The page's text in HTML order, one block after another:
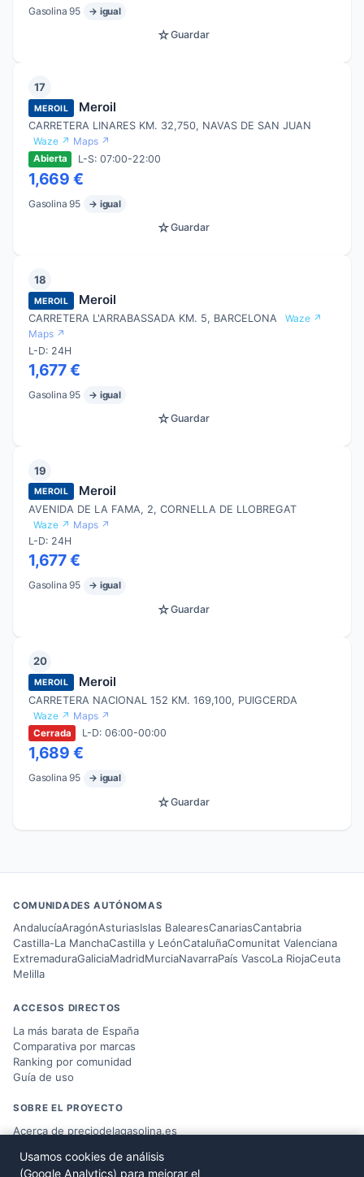
Gasolina 95 → igual
☆Guardar
17
MEROIL Meroil
CARRETERA LINARES KM. 32,750, NAVAS DE SAN JUAN
Waze ↗ Maps ↗
Abierta L-S: 07:00-22:00
1,669 €
Gasolina 95 → igual
☆Guardar
18
MEROIL Meroil
CARRETERA L'ARRABASSADA KM. 5, BARCELONA
Waze ↗
Maps ↗
L-D: 24H
1,677 €
Gasolina 95 → igual
☆Guardar
19
MEROIL Meroil
AVENIDA DE LA FAMA, 2, CORNELLA DE LLOBREGAT
Waze ↗ Maps ↗
L-D: 24H
1,677 €
Gasolina 95 → igual
☆Guardar
20
MEROIL Meroil
CARRETERA NACIONAL 152 KM. 169,100, PUIGCERDA
Waze ↗ Maps ↗
Cerrada L-D: 06:00-00:00
1,689 €
Gasolina 95 → igual
☆Guardar
COMUNIDADES AUTÓNOMAS
AndalucíaAragónAsturiasIslas BalearesCanariasCantabria
Castilla-La ManchaCastilla y LeónCataluñaComunitat Valenciana
ExtremaduraGaliciaMadridMurciaNavarraPaís VascoLa RiojaCeuta
Melilla
ACCESOS DIRECTOS
La más barata de España
Comparativa por marcas
Ranking por comunidad
Guía de uso
SOBRE EL PROYECTO
Acerca de preciodelagasolina.es
Datos del Ministerio MITERD
Usamos cookies de análisis
(Google Analytics) para mejorar el